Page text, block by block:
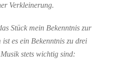
Verkleinerung.
Stück mein Bekenntnis zur
es ein Bekenntnis zu drei
stets wichtig sind: